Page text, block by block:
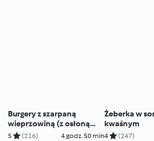
Burgery z szarpaną
wieprzowiną (z osłoną
noża miksującego)
5 (216) 4 godz. 50 min
Żeberka w
kwaśnym
4 (247)